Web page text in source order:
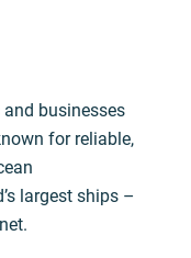
businesses
for reliable,
largest ships –